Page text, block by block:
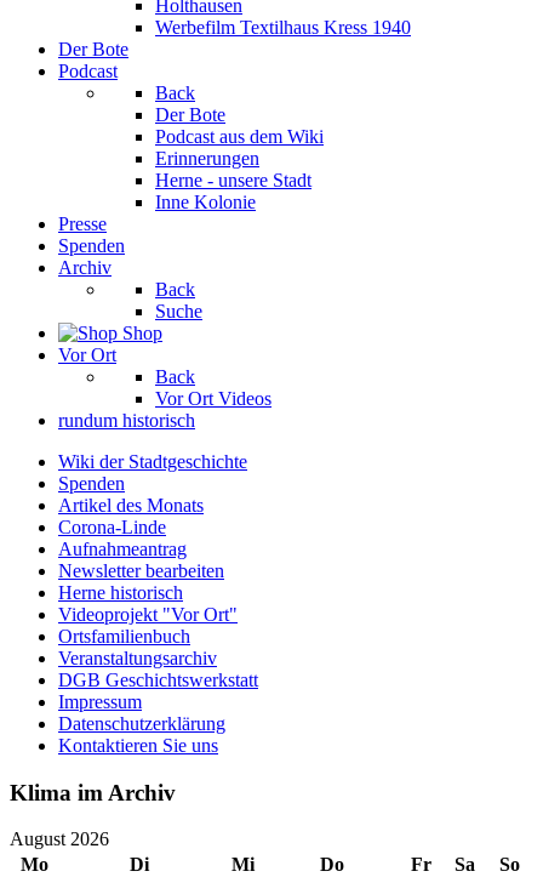
Holthausen
Werbefilm Textilhaus Kress 1940
Der Bote
Podcast
Back
Der Bote
Podcast aus dem Wiki
Erinnerungen
Herne - unsere Stadt
Inne Kolonie
Presse
Spenden
Archiv
Back
Suche
Shop
Vor Ort
Back
Vor Ort Videos
rundum historisch
Wiki der Stadtgeschichte
Spenden
Artikel des Monats
Corona-Linde
Aufnahmeantrag
Newsletter bearbeiten
Herne historisch
Videoprojekt "Vor Ort"
Ortsfamilienbuch
Veranstaltungsarchiv
DGB Geschichtswerkstatt
Impressum
Datenschutzerklärung
Kontaktieren Sie uns
Klima im Archiv
August 2026
Mo
Di Mi Do Fr Sa
So